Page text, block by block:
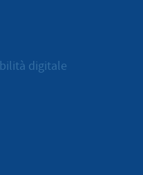
digitale